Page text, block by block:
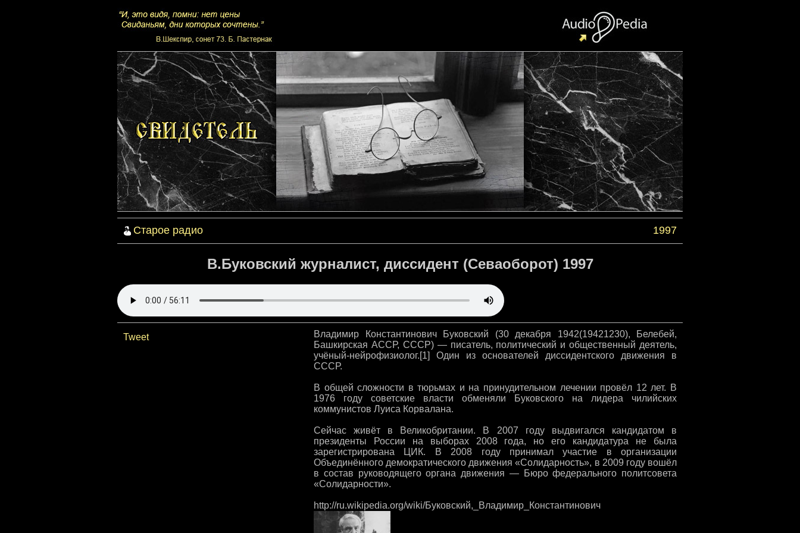
Старое радио 1997
В.Буковский журналист, диссидент (Севаоборот) 1997
Tweet
Владимир Константинович Буковский (30 декабря 1942(19421230), Белебей,
Башкирская АССР, СССР) — писатель, политический и общественный деятель,
учёный-нейрофизиолог.[1] Один из основателей диссидентского движения в
СССР.
В общей сложности в тюрьмах и на принудительном лечении провёл 12 лет. В
1976 году советские власти обменяли Буковского на лидера чилийских
коммунистов Луиса Корвалана.
Сейчас живёт в Великобритании. В 2007 году выдвигался кандидатом в
президенты России на выборах 2008 года, но его кандидатура не была
зарегистрирована ЦИК. В 2008 году принимал участие в организации
Объединённого демократического движения «Солидарность», в 2009 году вошёл
в состав руководящего органа движения — Бюро федерального политсовета
«Солидарности».
http://ru.wikipedia.org/wiki/Буковский,_Владимир_Константинович